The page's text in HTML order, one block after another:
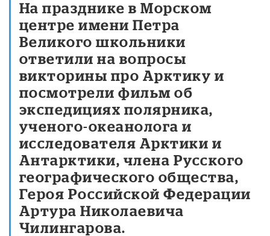
На празднике в Морском
центре имени Петра
Великого школьники
ответили на вопросы
викторины про Арктику и
посмотрели фильм об
экспедициях полярника,
ученого-океанолога и
исследователя Арктики и
Антарктики, члена Русского
географического общества,
Героя Российской Федерации
Артура Николаевича
Чилингарова.